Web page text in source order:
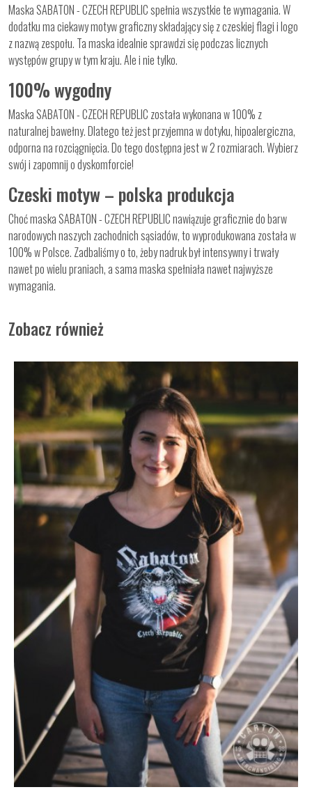
Maska SABATON - CZECH REPUBLIC spełnia wszystkie te wymagania. W
dodatku ma ciekawy motyw graficzny składający się z czeskiej flagi i logo
z nazwą zespołu. Ta maska idealnie sprawdzi się podczas licznych
występów grupy w tym kraju. Ale i nie tylko.
100% wygodny
Maska SABATON - CZECH REPUBLIC została wykonana w 100% z
naturalnej bawełny. Dlatego też jest przyjemna w dotyku, hipoalergiczna,
odporna na rozciągnięcia. Do tego dostępna jest w 2 rozmiarach. Wybierz
swój i zapomnij o dyskomforcie!
Czeski motyw – polska produkcja
Choć maska SABATON - CZECH REPUBLIC nawiązuje graficznie do barw
narodowych naszych zachodnich sąsiadów, to wyprodukowana została w
100% w Polsce. Zadbaliśmy o to, żeby nadruk był intensywny i trwały
nawet po wielu praniach, a sama maska spełniała nawet najwyższe
wymagania.
Zobacz również